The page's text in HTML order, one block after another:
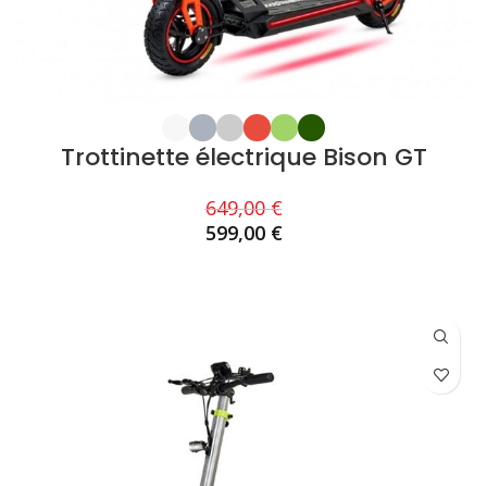
Trottinette électrique Bison GT
649,00€
599,00 €